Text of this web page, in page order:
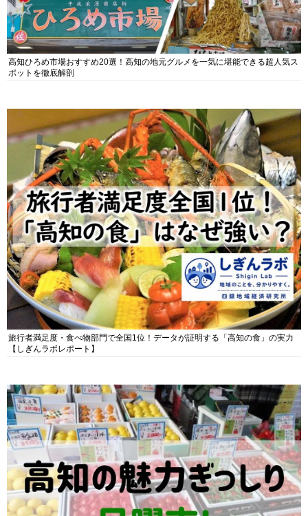
高知ひろめ市場おすすめ20選！高知の地元グルメを一気に堪能できる超人気ス
ポットを徹底解剖
旅行者満足度・食べ物部門で全国1位！データが証明する「高知の食」の実力
【しぎんラボレポート】